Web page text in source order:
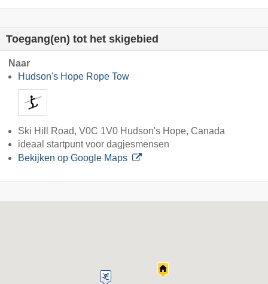
Toegang(en) tot het skigebied
Naar
Hudson's Hope Rope Tow
Ski Hill Road, V0C 1V0 Hudson's Hope, Canada
ideaal startpunt voor dagjesmensen
Bekijken op Google Maps